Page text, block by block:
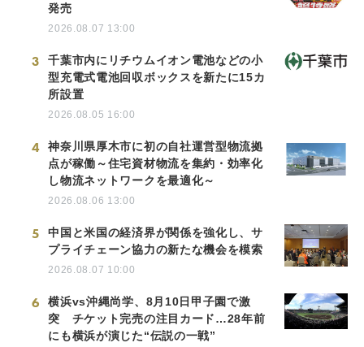
発売
2026.08.07 13:00
3
千葉市内にリチウムイオン電池などの小
型充電式電池回収ボックスを新たに15カ
所設置
2026.08.05 16:00
4
神奈川県厚木市に初の自社運営型物流拠
点が稼働～住宅資材物流を集約・効率化
し物流ネットワークを最適化～
2026.08.06 13:00
5
中国と米国の経済界が関係を強化し、サ
プライチェーン協力の新たな機会を模索
2026.08.07 10:00
6
横浜vs沖縄尚学、8月10日甲子園で激
突 チケット完売の注目カード…28年前
にも横浜が演じた“伝説の一戦”